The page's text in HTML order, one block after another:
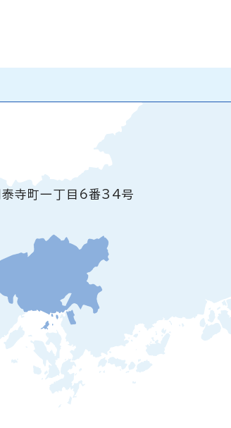
泰寺町一丁目6番34号